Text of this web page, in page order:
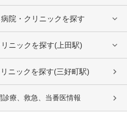
院・クリニックを探す
ニックを探す(上田駅)
ニックを探す(三好町駅)
療、救急、当番医情報